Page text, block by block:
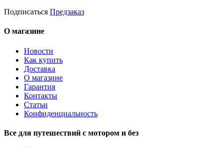
Подписаться Предзаказ
О магазине
Новости
Как купить
Доставка
О магазине
Гарантия
Контакты
Статьи
Конфиденциальность
Все для путешествий с мотором и без